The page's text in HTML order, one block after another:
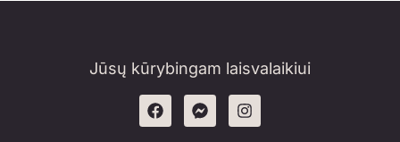
Jūsų kūrybingam laisvalaikiui